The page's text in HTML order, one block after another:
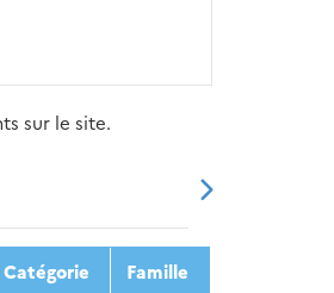
sur le site.
2023
Catégorie
Famille